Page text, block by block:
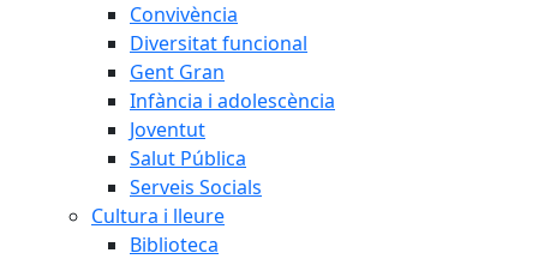
Convivència
Diversitat funcional
Gent Gran
Infància i adolescència
Joventut
Salut Pública
Serveis Socials
Cultura i lleure
Biblioteca